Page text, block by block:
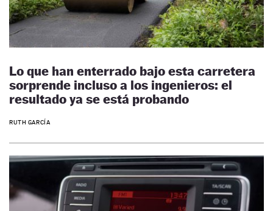
Lo que han enterrado bajo esta carretera
sorprende incluso a los ingenieros: el
resultado ya se está probando
RUTH GARCÍA